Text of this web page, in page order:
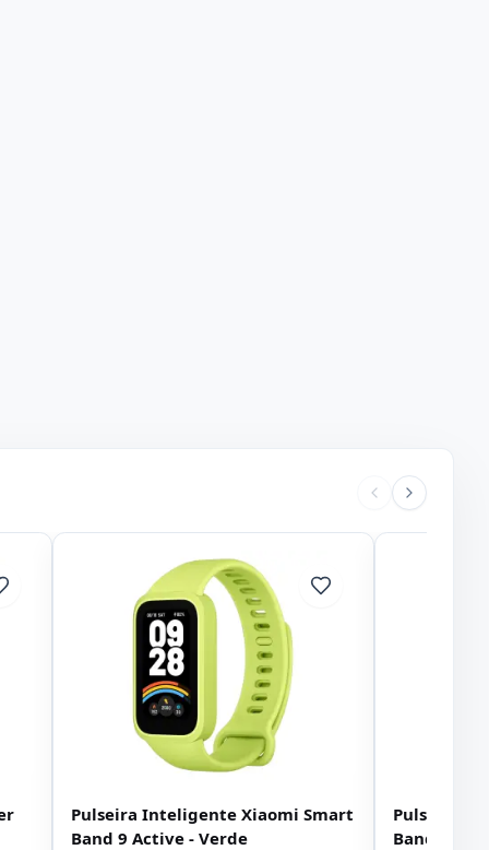
Pulseira Inteligente Xiaomi Smart
Band 9 Active - Verde
Pulseira
Band 9